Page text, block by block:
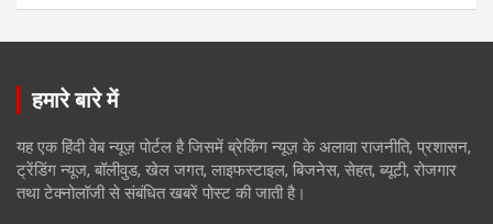
हमारे बारे में
यह एक हिंदी वेब न्यूज़ पोर्टल है जिसमें ब्रेकिंग न्यूज़ के अलावा राजनीति, प्रशासन,
ट्रेंडिंग न्यूज, बॉलीवुड, खेल जगत, लाइफस्टाइल, बिजनेस, सेहत, ब्यूटी, रोजगार
तथा टेक्नोलॉजी से संबंधित खबरें पोस्ट की जाती है।